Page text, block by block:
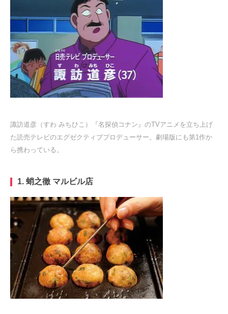
諏訪道彦（すわ みちひこ）『名探偵コナン』のTVアニメを立ち上げ
た読売テレビのエグゼクティブプロデューサー。劇場版にも第1作か
ら携わっている。
1. 蛸之徹 マルビル店